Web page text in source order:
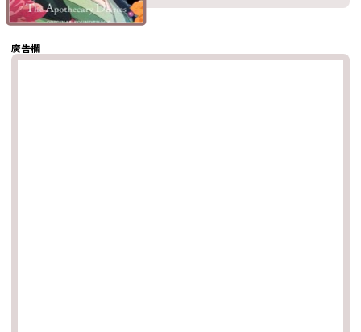
製鏈結
廣告欄